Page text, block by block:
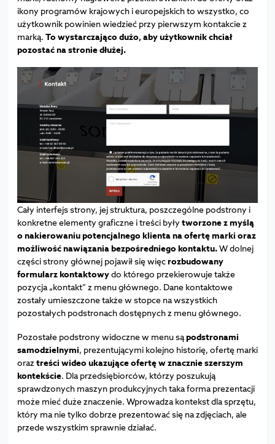
ikony programów krajowych i europejskich to wszystko, co
użytkownik powinien wiedzieć przy pierwszym kontakcie z
marką. To wystarczająco dużo, aby użytkownik chciał
pozostać na stronie dłużej.
Cały interfejs strony, jej struktura, poszczególne podstrony i
konkretne elementy graficzne i treści byłytworzone z myślą
o nakierowaniu potencjalnego klienta na ofertę marki oraz
możliwość nawiązania bezpośredniego kontaktu.W dolnej
części strony głównej pojawił się więcrozbudowany
formularz kontaktowydo którego przekierowuje także
pozycja „kontakt” z menu głównego. Dane kontaktowe
zostały umieszczone także w stopce na wszystkich
pozostałych podstronach dostępnych z menu głównego.
Pozostałe podstrony widoczne w menu sąpodstronami
samodzielnymi, prezentującymi kolejno historię, ofertę marki
oraz treści wideo ukazujące ofertę w znacznie szerszym
kontekście. Dla przedsiębiorców, którzy poszukują
sprawdzonych maszyn produkcyjnych taka forma prezentacji
może mieć duże znaczenie. Wprowadza kontekst dla sprzętu,
który ma nie tylko dobrze prezentować się na zdjęciach, ale
przede wszystkim sprawnie działać.